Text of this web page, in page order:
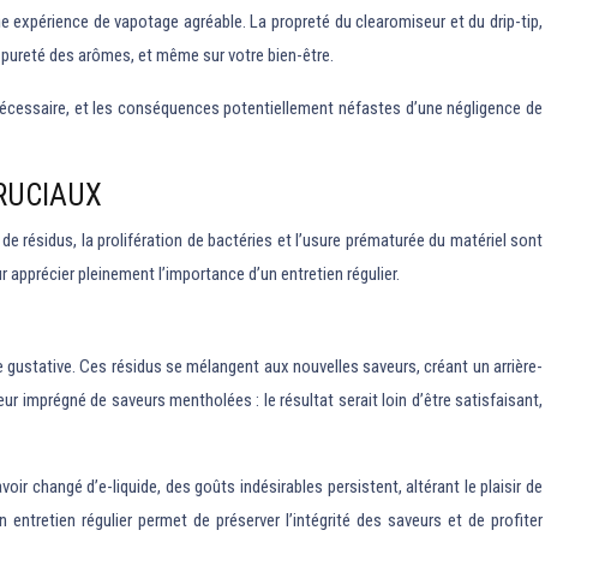
de vapotage agréable. La propreté du clearomiseur et du drip-tip,
des arômes, et même sur votre bien-être.
et les conséquences potentiellement néfastes d’une négligence de
résidus, la prolifération de bactéries et l’usure prématurée du matériel sont
pleinement l’importance d’un entretien régulier.
Ces résidus se mélangent aux nouvelles saveurs, créant un arrière-
imprégné de saveurs mentholées : le résultat serait loin d’être satisfaisant,
changé d’e-liquide, des goûts indésirables persistent, altérant le plaisir de
régulier permet de préserver l’intégrité des saveurs et de profiter